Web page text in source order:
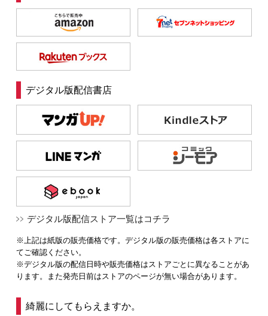
デジタル版配信書店
デジタル版配信ストア一覧はコチラ
※上記は紙版の販売価格です。デジタル版の販売価格は各ストアに
てご確認ください。
※デジタル版の配信日時や販売価格はストアごとに異なることがあ
ります。また発売日前はストアのページが無い場合があります。
綺麗にしてもらえますか。